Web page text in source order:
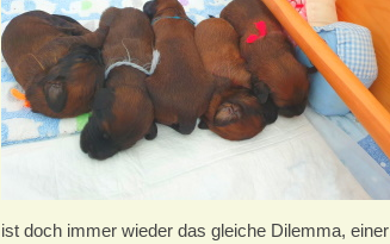
ist doch immer wieder das gleiche Dilemma, einer